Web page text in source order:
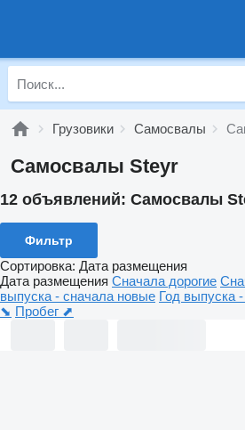
Грузовики Самосвалы
Самосвалы Steyr
12 объявлений: Самосвалы
Фильтр
Сортировка: Дата размещения
Дата размещения Сначала дорогие
выпуска - сначала новые Год выпуска
⬊ Пробег ⬈